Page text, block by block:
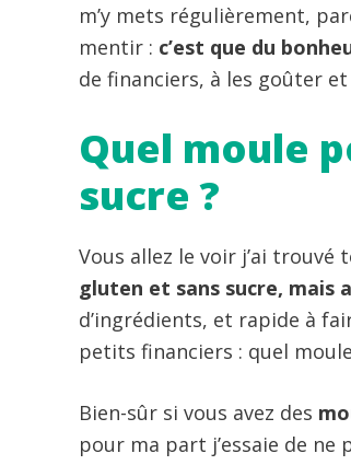
m’y mets régulièrement,
mentir : c’est que du
de financiers, à les goûter
Quel moule
sucre ?
Vous allez le voir j’ai
gluten et sans sucre, mais
d’ingrédients, et rapide à
petits financiers : quel
Bien-sûr si vous avez des
pour ma part j’essaie de